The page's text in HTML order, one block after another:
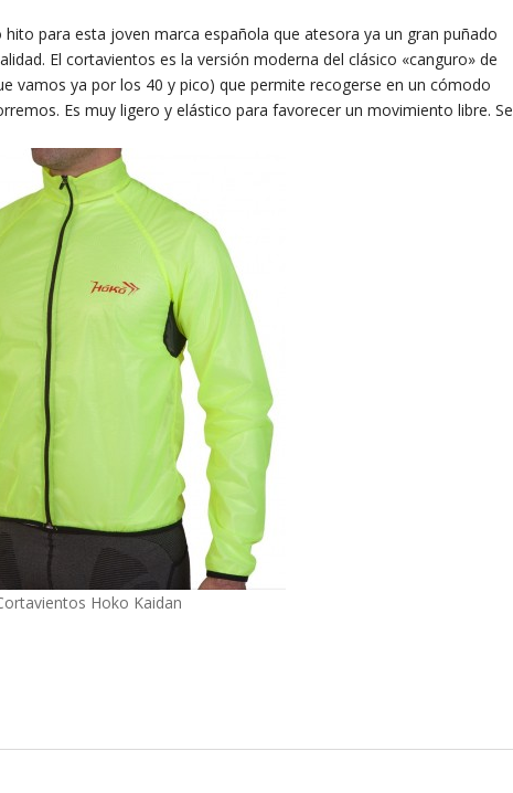
hito para esta joven marca española que atesora ya un gran puñado
El cortavientos es la versión moderna del clásico «canguro» de
vamos ya por los 40 y pico) que permite recogerse en un cómodo
Es muy ligero y elástico para favorecer un movimiento libre. Se
Hoko Kaidan